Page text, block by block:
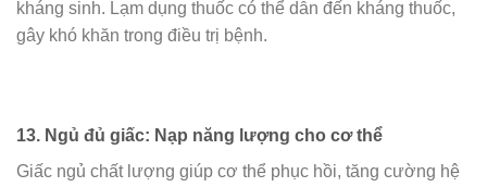
kháng sinh. Lạm dụng thuốc có thể dẫn đến kháng thuốc,
gây khó khăn trong điều trị bệnh.
13. Ngủ đủ giấc: Nạp năng lượng cho cơ thể
Giấc ngủ chất lượng giúp cơ thể phục hồi, tăng cường hệ